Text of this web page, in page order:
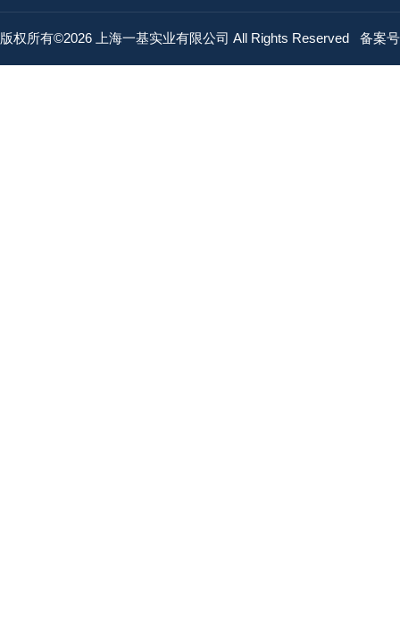
版权所有©2026 上海一基实业有限公司 All Rights Reserved 备案